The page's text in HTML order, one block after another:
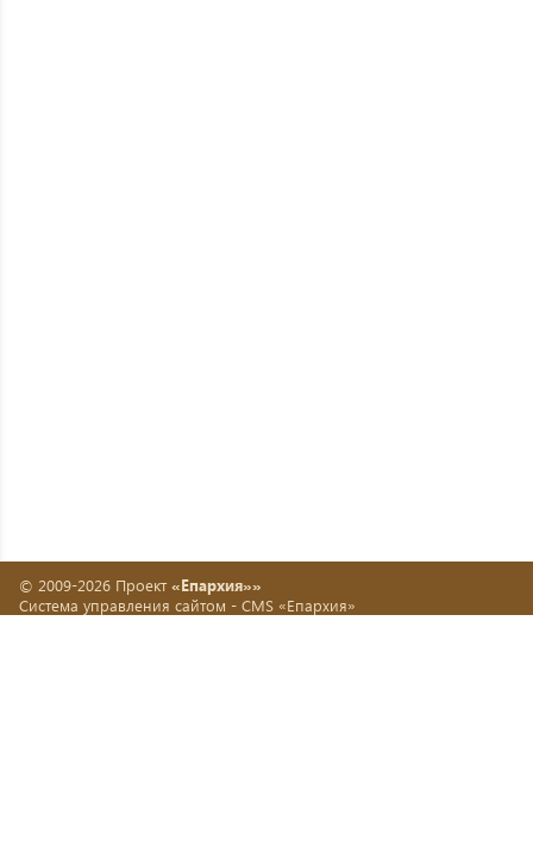
© 2009-2026 Проект «Епархия»»
Система управления сайтом - CMS «Епархия»